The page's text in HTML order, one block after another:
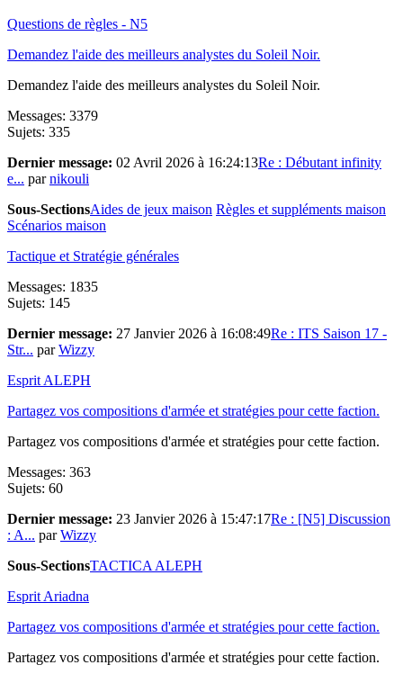
Questions de règles - N5
Demandez l'aide des meilleurs analystes du Soleil Noir.
Demandez l'aide des meilleurs analystes du Soleil Noir.
Messages: 3379
Sujets: 335
Dernier message: 02 Avril 2026 à 16:24:13Re : Débutant infinity
e... parnikouli
Sous-SectionsAides de jeux maison Règles et suppléments maison
Scénarios maison
Tactique et Stratégie générales
Messages: 1835
Sujets: 145
Dernier message: 27 Janvier 2026 à 16:08:49Re : ITS Saison 17 -
Str... parWizzy
Esprit ALEPH
Partagez vos compositions d'armée et stratégies pour cette faction.
Partagez vos compositions d'armée et stratégies pour cette faction.
Messages: 363
Sujets: 60
Dernier message: 23 Janvier 2026 à 15:47:17Re : [N5] Discussion
: A... parWizzy
Sous-SectionsTACTICA ALEPH
Esprit Ariadna
Partagez vos compositions d'armée et stratégies pour cette faction.
Partagez vos compositions d'armée et stratégies pour cette faction.